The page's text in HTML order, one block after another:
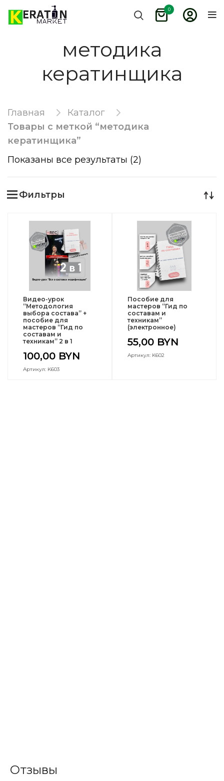
0
методика
кератинщика
Главная
Каталог
Товары с меткой “методика
кератинщика”
Показаны все результаты (2)
Фильтры
Видео-урок
“Методология
выбора состава” +
пособие для
мастеров “Гид по
составам и
техникам” 2 в 1
100,00 BYN
Артикул: K603
Пособие для
мастеров “Гид по
составам и
техникам”
(электронное)
55,00 BYN
Артикул: K602
Отзывы